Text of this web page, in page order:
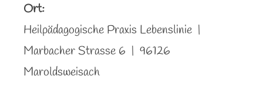
Ort:
Heilpädagogische Praxis Lebenslinie |
Marbacher Strasse 6 | 96126
Maroldsweisach